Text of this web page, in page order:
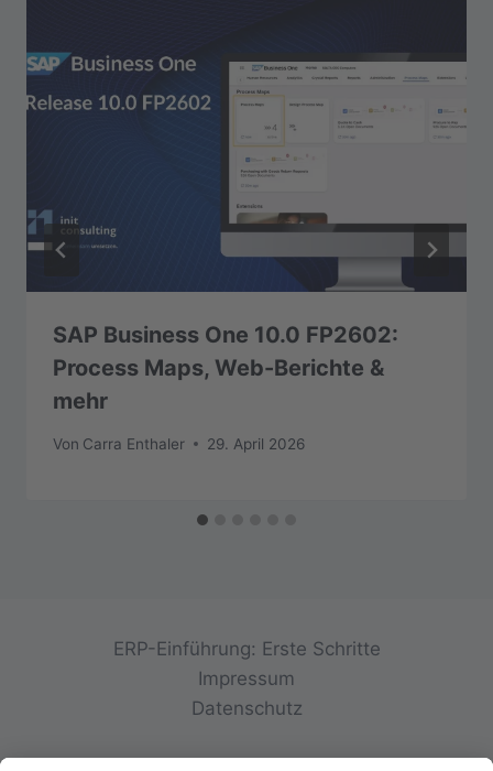
SAP Business One 10.0 FP2602:
Process Maps, Web-Berichte &
mehr
Von Carra Enthaler 29. April 2026
ERP-Einführung: Erste Schritte
Impressum
Datenschutz